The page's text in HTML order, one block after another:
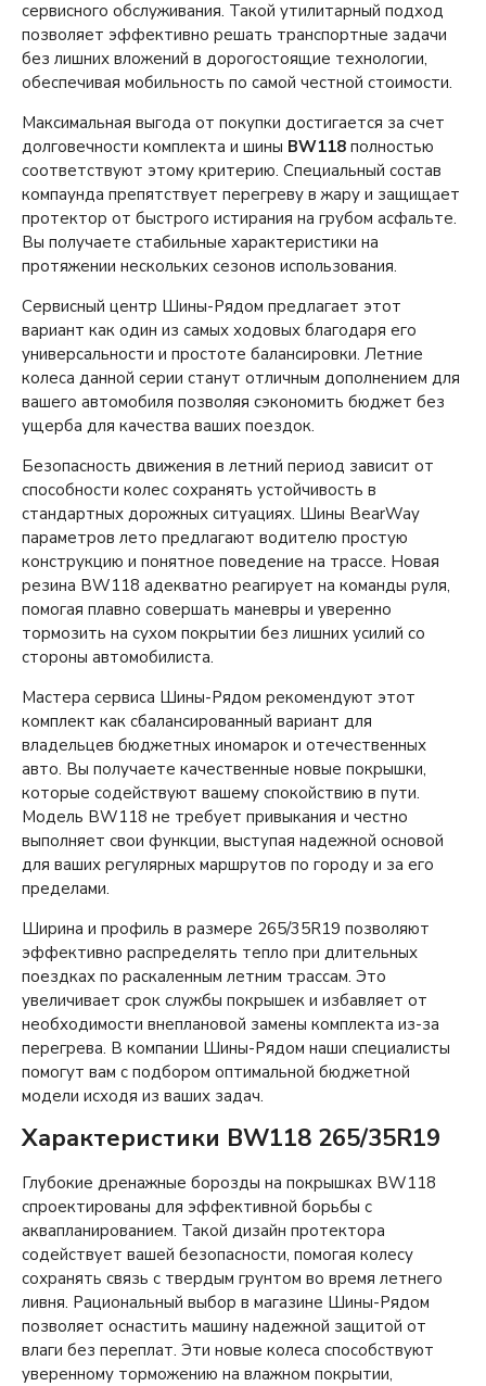
сервисного обслуживания. Такой утилитарный подход
позволяет эффективно решать транспортные задачи
без лишних вложений в дорогостоящие технологии,
обеспечивая мобильность по самой честной стоимости.
Максимальная выгода от покупки достигается за счет
долговечности комплекта и шины BW118 полностью
соответствуют этому критерию. Специальный состав
компаунда препятствует перегреву в жару и защищает
протектор от быстрого истирания на грубом асфальте.
Вы получаете стабильные характеристики на
протяжении нескольких сезонов использования.
Сервисный центр Шины-Рядом предлагает этот
вариант как один из самых ходовых благодаря его
универсальности и простоте балансировки. Летние
колеса данной серии станут отличным дополнением для
вашего автомобиля позволяя сэкономить бюджет без
ущерба для качества ваших поездок.
Безопасность движения в летний период зависит от
способности колес сохранять устойчивость в
стандартных дорожных ситуациях. Шины BearWay
параметров лето предлагают водителю простую
конструкцию и понятное поведение на трассе. Новая
резина BW118 адекватно реагирует на команды руля,
помогая плавно совершать маневры и уверенно
тормозить на сухом покрытии без лишних усилий со
стороны автомобилиста.
Мастера сервиса Шины-Рядом рекомендуют этот
комплект как сбалансированный вариант для
владельцев бюджетных иномарок и отечественных
авто. Вы получаете качественные новые покрышки,
которые содействуют вашему спокойствию в пути.
Модель BW118 не требует привыкания и честно
выполняет свои функции, выступая надежной основой
для ваших регулярных маршрутов по городу и за его
пределами.
Ширина и профиль в размере 265/35R19 позволяют
эффективно распределять тепло при длительных
поездках по раскаленным летним трассам. Это
увеличивает срок службы покрышек и избавляет от
необходимости внеплановой замены комплекта из-за
перегрева. В компании Шины-Рядом наши специалисты
помогут вам с подбором оптимальной бюджетной
модели исходя из ваших задач.
Характеристики BW118 265/35R19
Глубокие дренажные борозды на покрышках BW118
спроектированы для эффективной борьбы с
аквапланированием. Такой дизайн протектора
содействует вашей безопасности, помогая колесу
сохранять связь с твердым грунтом во время летнего
ливня. Рациональный выбор в магазине Шины-Рядом
позволяет оснастить машину надежной защитой от
влаги без переплат. Эти новые колеса способствуют
уверенному торможению на влажном покрытии,